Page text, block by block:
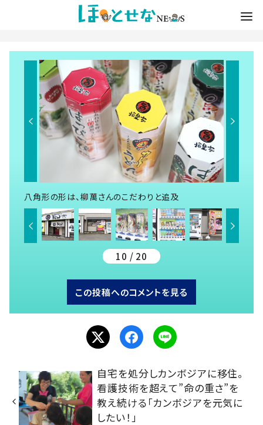
八角形の形は、柳萬さんのこだわりと追及
10 / 20
この投稿へのコメントを見る
自宅を処分しカンボジアに移住。
看護技術を超えて”命の重さ”を
教え続ける「カンボジアを元気に
したい！」